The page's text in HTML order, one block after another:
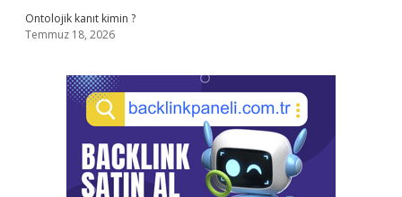
Ontolojik kanıt kimin ?
Temmuz 18, 2026